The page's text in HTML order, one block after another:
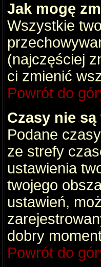
Jak mogę
Wszystkie
(najczęściej
ci zmienić
Powrót do
Czasy nie są
Podane
ze strefy
ustawienia
twojego
ustawień,
dobry
Powrót do